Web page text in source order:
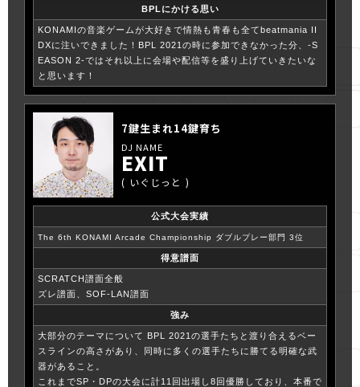
BPLにかける思い
KONAMIの音楽ゲームが大好きで情熱も青春も全てbeatmania II
DXに注いできました！BPL 2021の時に参加できなかった分、-S
EASON 2-ではそれ以上に会場や配信等を盛り上げていきたいな
と思います！
7鍵生まれ14鍵育ち
EXIT
いぐじっと
公式大会実績
The 6th KONAMI Arcade Championship ダブルプレー部門 3位
得意譜面
SCRATCH譜面全般
ズレ譜面、SOF-LAN譜面
強み
大部分のテーマについて BPL 2021の選手たちと渡り合えるベー
スラインの高さがあり、同時に多くの選手たちに勝てる明確な武
器があること。
これまでSP・DPの大会に計11回出場し8回優勝しており、本番で